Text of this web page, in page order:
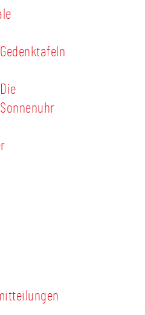
Gedenktafeln
Die
Sonnenuhr